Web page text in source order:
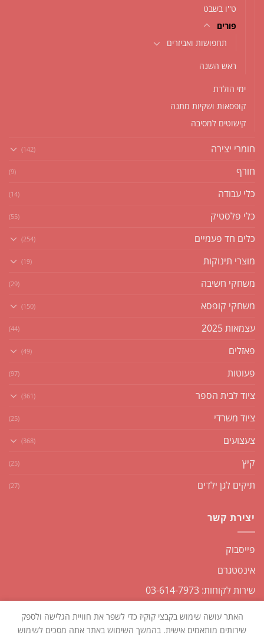
ט''ו בשבט
פורים
תחפושות ואביזרים
ראש השנה
ימי הולדת
קופסאות ושקיות מתנה
קישוטים למסיבה
חומרי יצירה (142)
חורף (9)
כלי עבודה (14)
כלי פלסטיק (55)
כלים חד פעמיים (254)
מוצרי תינוקות (19)
משחקי חשיבה (29)
משחקי קופסא (150)
עצמאות 2025 (44)
פאזלים (49)
פעוטות (97)
ציוד לבית הספר (361)
ציוד משרדי (25)
צעצועים (368)
קיץ (25)
תיקים לגן ילדים (27)
יצירת קשר
פייסבוק
אינסטגרם
שירות לקוחות: 03-614-7973
האתר עושה שימוש בקבצי קוקיז כדי לשפר את חוויית הגלישה ולספק
שירותים מותאמים אישית. בהמשך השימוש באתר אתה מסכים לשימוש